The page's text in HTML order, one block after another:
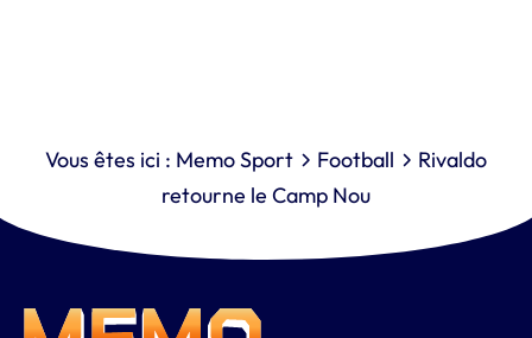
Vous êtes ici : Memo Sport Football
Rivaldo
retourne le Camp Nou